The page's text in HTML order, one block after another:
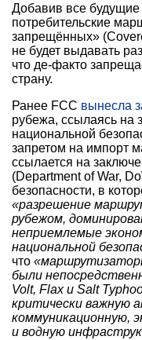
Добавив все
потребительские
запрещённых»
не будет выдавать
что де-факто
страну.
Ранее FCC вынесла
рубежа, ссылаясь на
национальной
запретом на импорт
ссылается на
(Department of War,
безопасности, в
«разрешение
рубежом,
неприемлемые
национальной
что
были
Volt, Flax и Salt
критически важную
коммуникационную,
и водную